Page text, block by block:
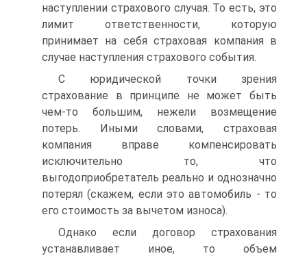
наступлении страхо­вого случая. То есть, это
лимит ответственности, которую
принимает на себя страховая компания в
случае наступления страхового собы­тия.
С юридической точки зрения
страхование в принципе не может быть
чем-то большим, нежели возмещение
потерь. Иными словами, страховая
компания вправе компенсировать
исключительно то, что
выгодоприобретатель реально и однозначно
потерял (скажем, если это автомобиль - то
его стоимость за вычетом износа).
Однако если договор страхования
устанавливает иное, то объем